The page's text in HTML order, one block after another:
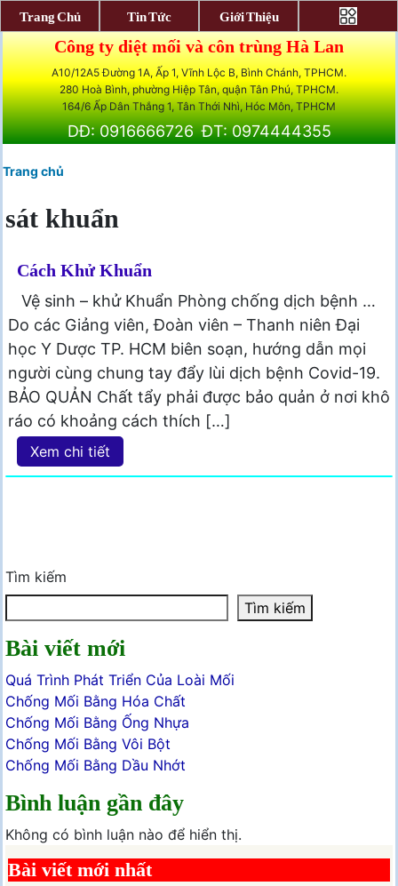
Công ty diệt mối và côn trùng Hà Lan
A10/12A5 Đường 1A, Ấp 1, Vĩnh Lộc B, Bình Chánh, TPHCM.
280 Hoà Bình, phường Hiệp Tân, quận Tân Phú, TPHCM.
164/6 Ấp Dân Thắng 1, Tân Thới Nhì, Hóc Môn, TPHCM
DĐ: 0916666726 ĐT: 0974444355
Trang chủ
sát khuẩn
Cách Khử Khuẩn
Vệ sinh – khử Khuẩn Phòng chống dịch bệnh …
Do các Giảng viên, Đoàn viên – Thanh niên Đại
học Y Dược TP. HCM biên soạn, hướng dẫn mọi
người cùng chung tay đẩy lùi dịch bệnh Covid-19.
BẢO QUẢN Chất tẩy phải được bảo quản ở nơi khô
ráo có khoảng cách thích […]
Xem chi tiết
Tìm kiếm
Tìm kiếm
Bài viết mới
Quá Trình Phát Triển Của Loài Mối
Chống Mối Bằng Hóa Chất
Chống Mối Bằng Ống Nhựa
Chống Mối Bằng Vôi Bột
Chống Mối Bằng Dầu Nhớt
Bình luận gần đây
Không có bình luận nào để hiển thị.
Bài viết mới nhất
Trang Chủ Tin Tức Giới Thiệu